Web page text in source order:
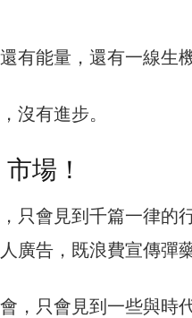
有能量，還有一線生
沒有進步。
場！
只會見到千篇一律的
廣告，既浪費宣傳彈
，只會見到一些與時